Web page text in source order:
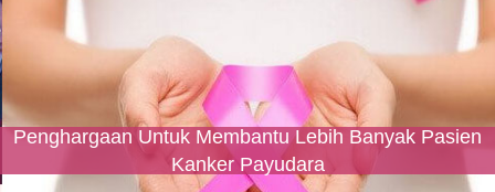
Penghargaan Untuk Membantu Lebih Banyak Pasien
Kanker Payudara